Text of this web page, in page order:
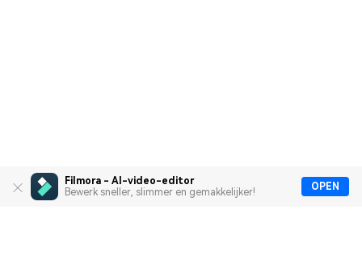
Filmora - AI-video-editor
Bewerk sneller, slimmer en gemakkelijker!
OPEN